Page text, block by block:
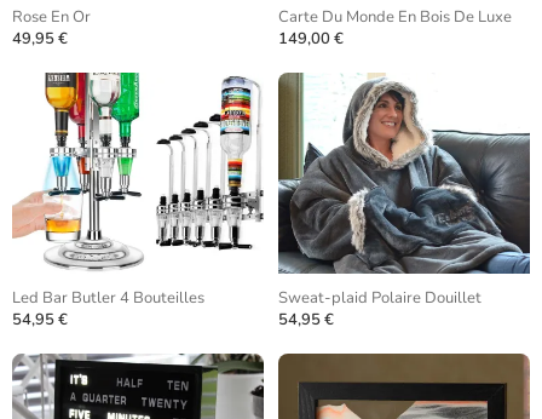
Rose En Or
49,95 €
Carte Du Monde En Bois De Luxe
149,00 €
Led Bar Butler 4 Bouteilles
54,95 €
Sweat-plaid Polaire Douillet
54,95 €